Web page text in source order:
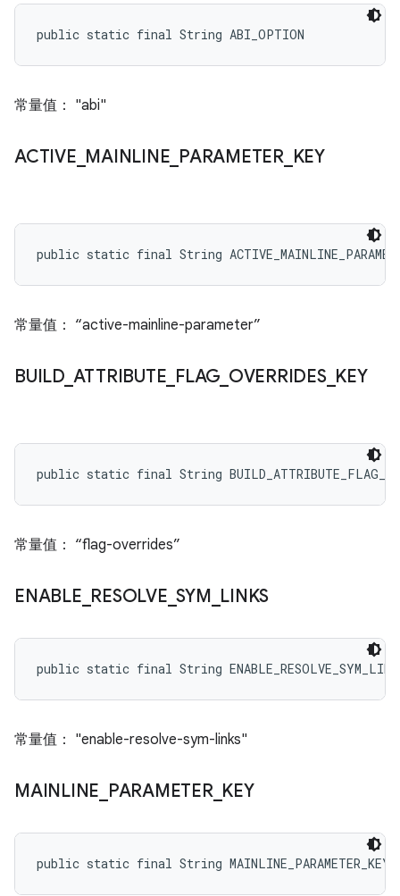
public static final String ABI_OPTION
常量值： "abi"
ACTIVE MAINLINE PARAMETER_ KEY
public static final String
常量值： “active-mainline-parameter”
BUILD_ ATTRIBUTE FLAG OVERRIDES_ KEY
public static final String
常量值： “flag-overrides”
ENABLE RESOLVE _SYM LINKS
public static final String
常量值： "enable-resolve-sym-links"
MAINLINE PARAMETER_ KEY
public static final String MAINLINE_PARAMETER_KEY